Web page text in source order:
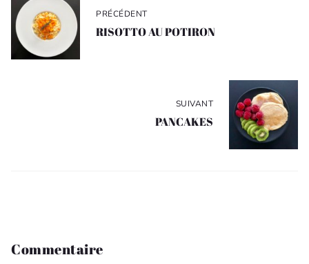
l’article
PRÉCÉDENT
RISOTTO AU POTIRON
SUIVANT
PANCAKES
Commentaire